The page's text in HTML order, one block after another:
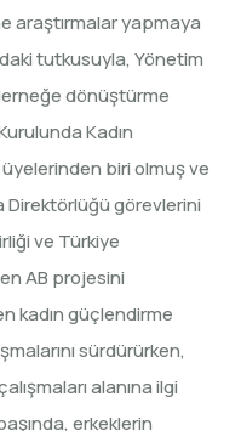
araştırmalar yapmaya
tutkusuyla, Yönetim
dönüştürme
Kadın
biri olmuş ve
görevlerini
ve Türkiye
AB projesini
kadın güçlendirme
sürdürürken,
alanına ilgi
erkeklerin